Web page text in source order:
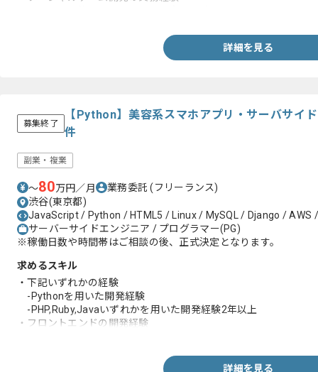
詳細を見る
募集終了
【Python】美容系スマホアプリ・サーバサイ
件
副業・複業
〜80万円／月 業務委託(フリーランス)
渋谷(東京都)
JavaScript / Python / HTML5 / Linux / MySQL / Django / AWS
サーバーサイドエンジニア / プログラマー(PG)
※稼働日数や時間帯はご相談の後、正式決定となります。
求めるスキル
・下記いずれかの経験
-Pythonを用いた開発経験
-PHP,Ruby,Javaいずれかを用いた開発経験2年以上
・フロントエンドの開発経験
詳細を見る